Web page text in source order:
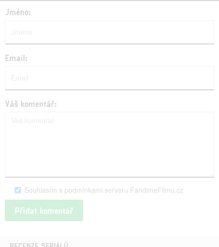
Jméno:
Email:
Váš komentář:
Souhlasím s podmínkami serveru FandimeFilmu.cz